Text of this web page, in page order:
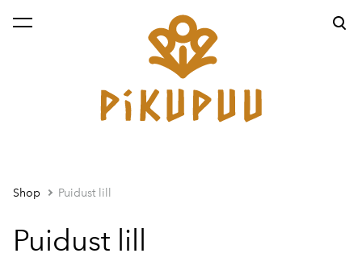
was added to the cart. View cart
Shop Puidust lill
Puidust lill